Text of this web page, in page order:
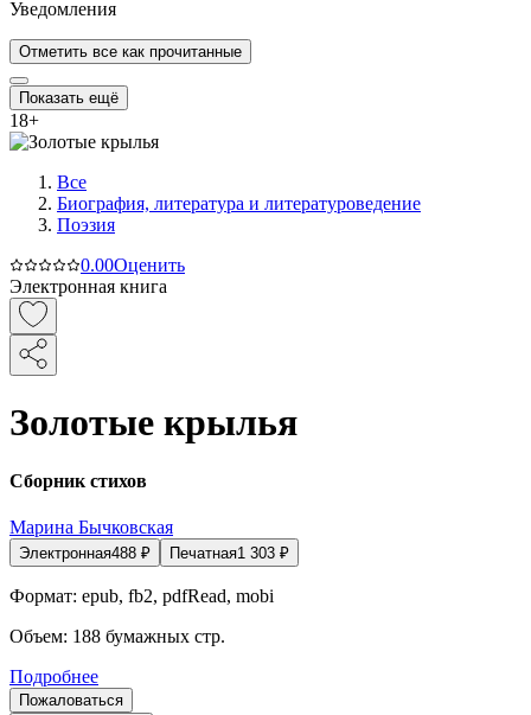
Уведомления
Отметить все как прочитанные
Показать ещё
18+
Все
Биография, литература и литературоведение
Поэзия
0.00Оценить
Электронная книга
Золотые крылья
Сборник стихов
Марина Бычковская
Электронная488 ₽ Печатная1 303 ₽
Формат: epub, fb2, pdfRead, mobi
Объем: 188 бумажных стр.
Подробнее
Пожаловаться